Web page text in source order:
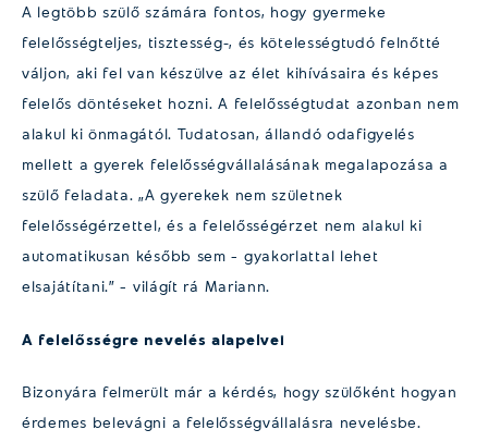
A legtöbb szülő számára fontos, hogy gyermeke
felelősségteljes, tisztesség-, és kötelességtudó felnőtté
váljon, aki fel van készülve az élet kihívásaira és képes
felelős döntéseket hozni. A felelősségtudat azonban nem
alakul ki önmagától. Tudatosan, állandó odafigyelés
mellett a gyerek felelősségvállalásának megalapozása a
szülő feladata. „A gyerekek nem születnek
felelősségérzettel, és a felelősségérzet nem alakul ki
automatikusan később sem – gyakorlattal lehet
elsajátítani.” – világít rá Mariann.
A felelősségre nevelés alapelvei
Bizonyára felmerült már a kérdés, hogy szülőként hogyan
érdemes belevágni a felelősségvállalásra nevelésbe.